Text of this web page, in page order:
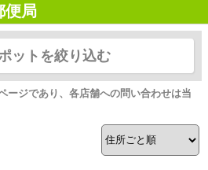
便局
ットを絞り込む
ージであり、各店舗への問い合わせは当